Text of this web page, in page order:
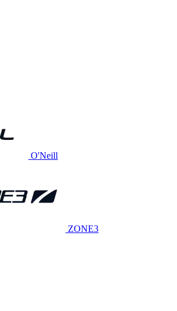
O'Neill
ZONE3